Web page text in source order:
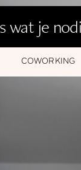
wat je
COWORKING